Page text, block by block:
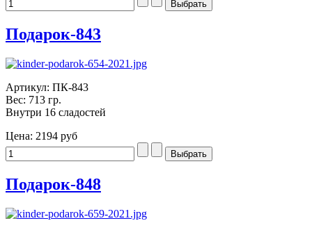
Подарок-843
Артикул: ПК-843
Вес: 713 гр.
Внутри 16 сладостей
Цена: 2194 руб
Подарок-848